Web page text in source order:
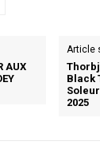
AUX
Article
Black
2025